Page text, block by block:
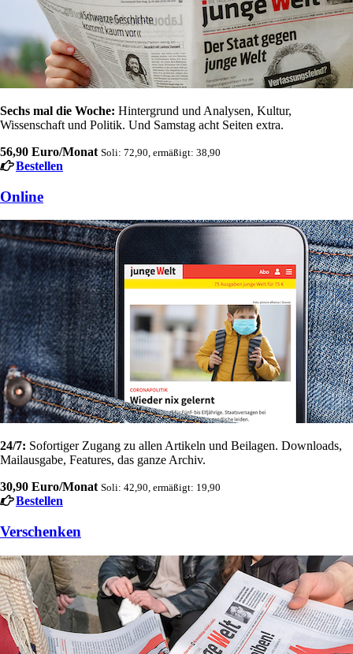
Sechs mal die Woche: Hintergrund und Analysen, Kultur,
Wissenschaft und Politik. Und Samstag acht Seiten extra.
56,90 Euro/Monat Soli: 72,90, ermäßigt: 38,90
Bestellen
Online
24/7: Sofortiger Zugang zu allen Artikeln und Beilagen. Downloads,
Mailausgabe, Features, das ganze Archiv.
30,90 Euro/Monat Soli: 42,90, ermäßigt: 19,90
Bestellen
Verschenken